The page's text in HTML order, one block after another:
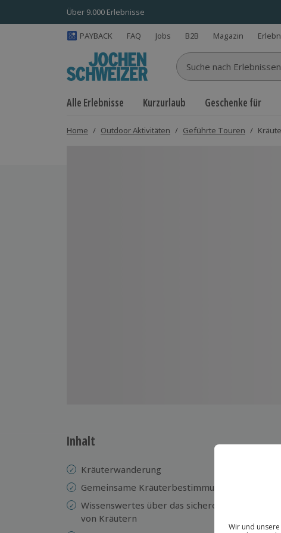
Über 9.000 Erlebnisse
PAYBACK FAQ Jobs B2B Magazin
Suche nach Erlebnissen...
Alle Erlebnisse Kurzurlaub Geschenke für
Home / Outdoor Aktivitäten / Geführte Touren /
Inhalt
Kräuterwanderung
Gemeinsame Kräuterbestimmung mit
Wissenswertes über das sichere Sammeln,
von Kräutern